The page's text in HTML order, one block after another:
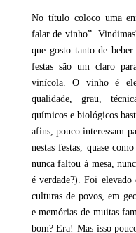
No título coloco uma
falar de vinho”.
que gosto tanto de
festas são um claro
vinícola. O vinho é
qualidade, grau,
químicos e biológicos
afins, pouco interessam
nestas festas, quase
nunca faltou à mesa,
é verdade?). Foi elevado
culturas de povos, em
e memórias de muitas
bom? Era! Mas isso